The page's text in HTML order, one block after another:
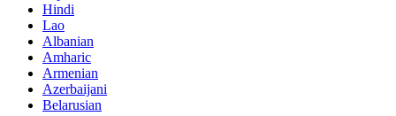
Hindi
Lao
Albanian
Amharic
Armenian
Azerbaijani
Belarusian